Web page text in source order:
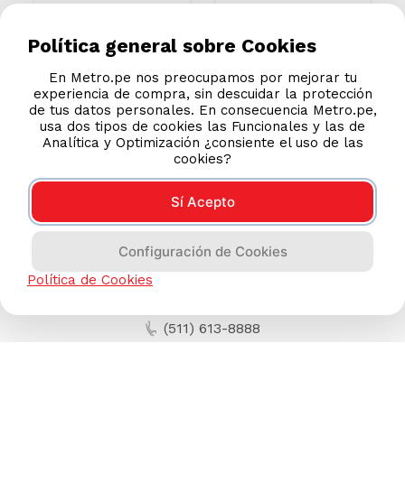
S/4339.00
S/3199.00
(511) 613-8888
Política general sobre Cookies
En Metro.pe nos preocupamos por mejorar tu
experiencia de compra, sin descuidar la protección
de tus datos personales. En consecuencia Metro.pe,
usa dos tipos de cookies las Funcionales y las de
Analítica y Optimización ¿consiente el uso de las
cookies?
Sí Acepto
Configuración de Cookies
Política de Cookies